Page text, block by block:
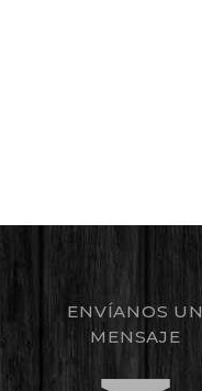
ENVÍANOS UN
MENSAJE